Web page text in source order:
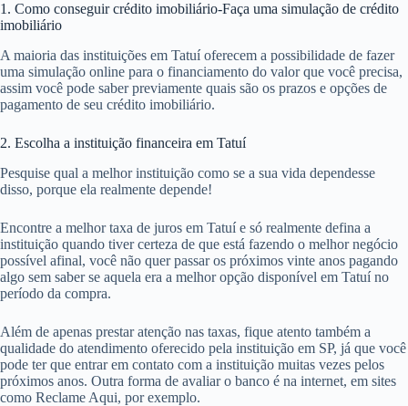
1. Como conseguir crédito imobiliário-Faça uma simulação de crédito
imobiliário
A maioria das instituições em Tatuí oferecem a possibilidade de fazer
uma simulação online para o financiamento do valor que você precisa,
assim você pode saber previamente quais são os prazos e opções de
pagamento de seu crédito imobiliário.
2. Escolha a instituição financeira em Tatuí
Pesquise qual a melhor instituição como se a sua vida dependesse
disso, porque ela realmente depende!
Encontre a melhor taxa de juros em Tatuí e só realmente defina a
instituição quando tiver certeza de que está fazendo o melhor negócio
possível afinal, você não quer passar os próximos vinte anos pagando
algo sem saber se aquela era a melhor opção disponível em Tatuí no
período da compra.
Além de apenas prestar atenção nas taxas, fique atento também a
qualidade do atendimento oferecido pela instituição em SP, já que você
pode ter que entrar em contato com a instituição muitas vezes pelos
próximos anos. Outra forma de avaliar o banco é na internet, em sites
como Reclame Aqui, por exemplo.